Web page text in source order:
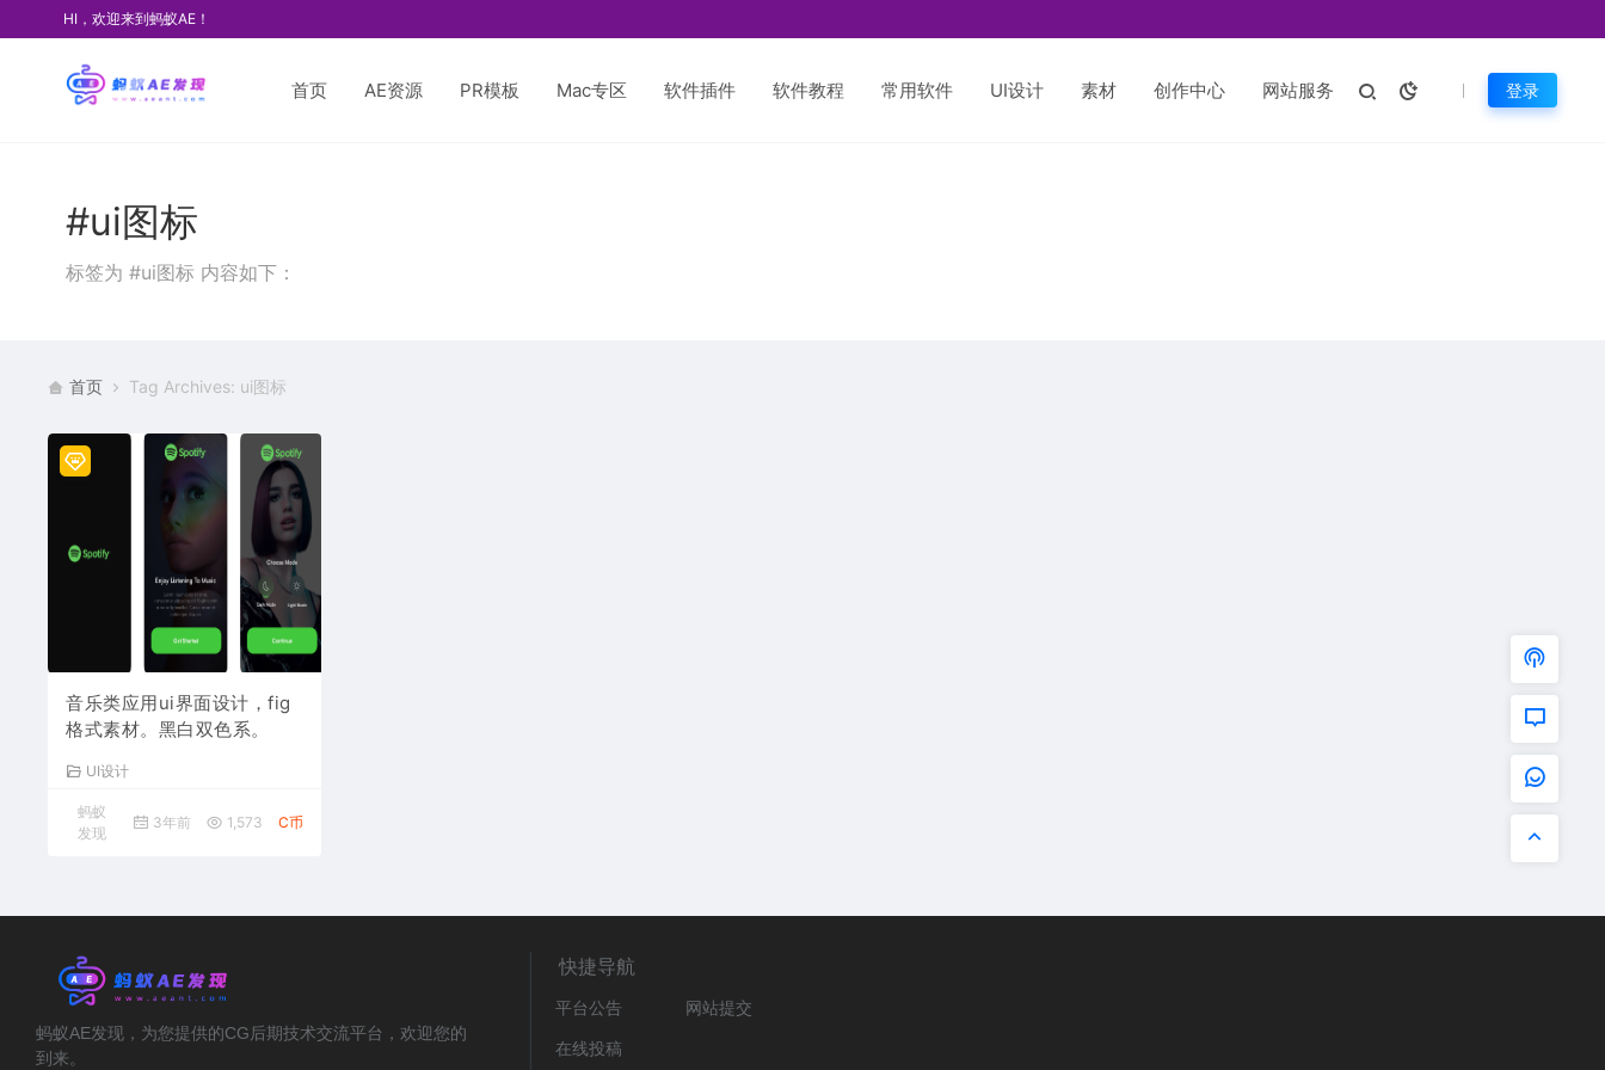
HI，欢迎来到蚂蚁AE！
首页 AE资源 PR模板 Mac专区 软件插件 软件教程 常用软件 UI设计 素材 创作中心 网站服务 登录
#ui图标
标签为 #ui图标 内容如下：
首页 Tag Archives: ui图标
音乐类应用ui界面设计，fig
格式素材。黑白双色系。
UI设计
蚂蚁
发现
3年前 1,573 C币
蚂蚁AE发现，为您提供的CG后期技术交流平台，欢迎您的
到来。
快捷导航
平台公告
网站提交
在线投稿